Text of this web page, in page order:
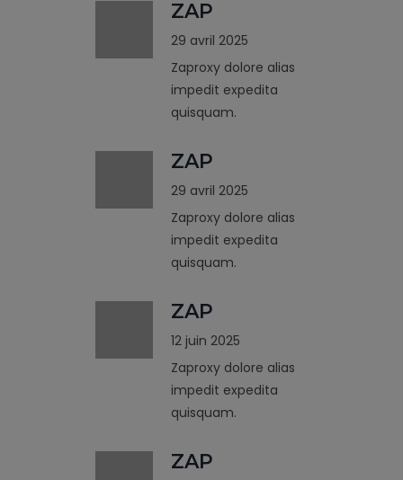
ZAP
29 avril 2025
Zaproxy dolore alias
impedit expedita
quisquam.
ZAP
29 avril 2025
Zaproxy dolore alias
impedit expedita
quisquam.
ZAP
12 juin 2025
Zaproxy dolore alias
impedit expedita
quisquam.
ZAP